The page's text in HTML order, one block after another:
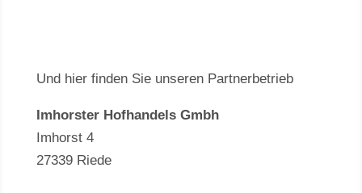
Und hier finden Sie unseren Partnerbetrieb
Imhorster Hofhandels Gmbh
Imhorst 4
27339 Riede